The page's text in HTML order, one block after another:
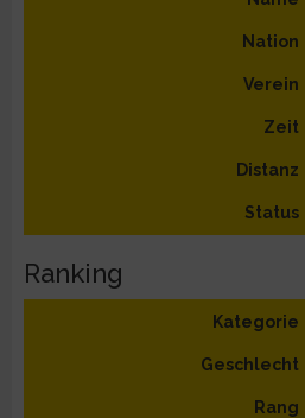
Nation
Verein
Zeit
Distanz
Status
Ranking
Kategorie
Geschlecht
Rang